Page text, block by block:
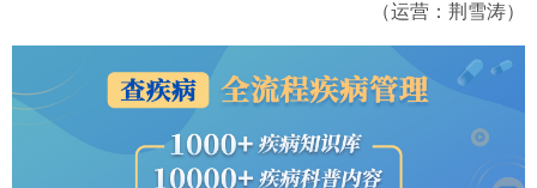
（运营：荆雪涛）